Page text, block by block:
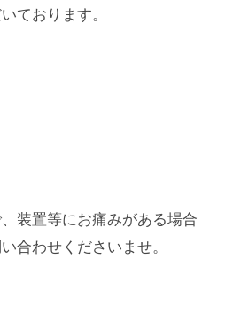
ております。
装置等にお痛みがある場合
合わせくださいませ。